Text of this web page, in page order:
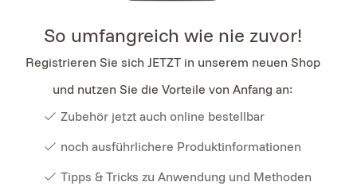
So umfangreich wie nie zuvor!
Registrieren Sie sich JETZT in unserem neuen Shop
und nutzen Sie die Vorteile von Anfang an:
Zubehör jetzt auch online bestellbar
noch ausführlichere Produktinformationen
Tipps & Tricks zu Anwendung und Methoden